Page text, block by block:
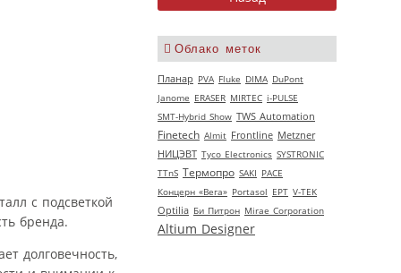
Облако меток
Планар PVA Fluke DIMA DuPont
Janome ERASER MIRTEC i-PULSE
SMT-Hybrid Show TWS Automation
Finetech Almit Frontline Metzner
НИЦЭВТ Tyco Electronics SYSTRONIC
TTnS Термопро SAKI РАСЕ
Концерн «Вега» Portasol EPT V‑TEK
Optilia Би Питрон Mirae Corporation
Altium Designer
с подсветкой
бренда.
долговечность,